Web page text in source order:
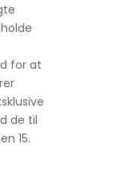
for at
de til
15.